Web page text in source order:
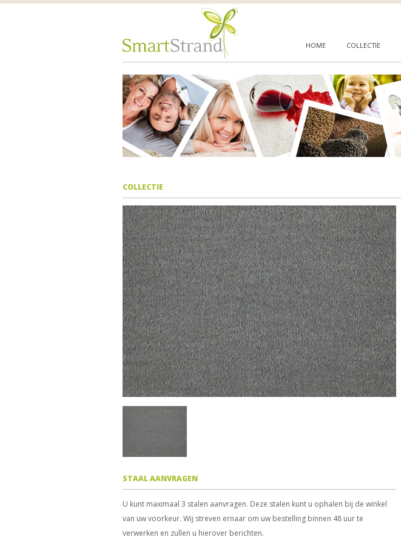
HOME COLLECTIE
COLLECTIE
STAAL AANVRAGEN
U kunt maximaal 3 stalen aanvragen. Deze stalen kunt u ophalen bij de winkel
van uw voorkeur. Wij streven ernaar om uw bestelling binnen 48 uur te
verwerken en zullen u hierover berichten.